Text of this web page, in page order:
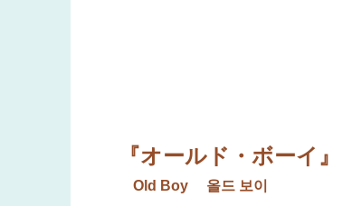
『オールド・ボーイ』
Old Boy 올드 보이